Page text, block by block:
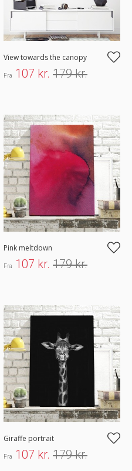
View towards the canopy
Fra 107 kr. 179 kr.
Pink meltdown
Fra 107 kr. 179 kr.
Giraffe portrait
Fra 107 kr. 179 kr.